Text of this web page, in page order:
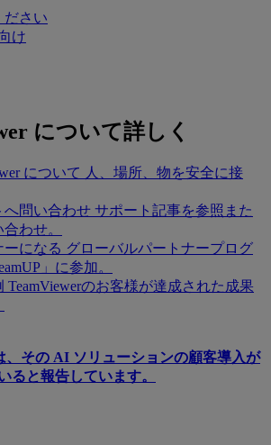
ださい
け
について詳しく
について 人、場所、物を安全に接
へ問い合わせ サポート記事を参照また
わせ。
ーになる グローバルパートナープログ
」に参加。
TeamViewerのお客様が達成された成果
、その AI ソリューションの顧客導入が
ると報告しています。